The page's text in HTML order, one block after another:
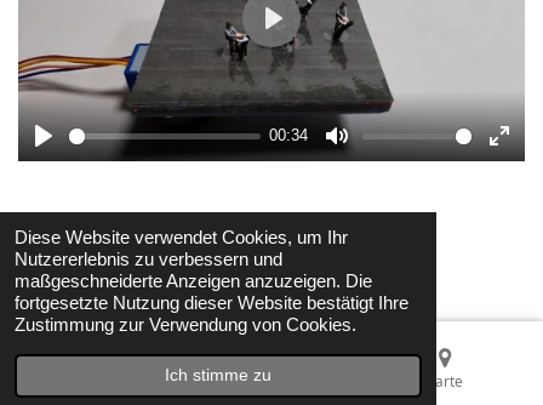
Diese Website verwendet Cookies, um Ihr
Nutzererlebnis zu verbessern und
maßgeschneiderte Anzeigen anzuzeigen. Die
fortgesetzte Nutzung dieser Website bestätigt Ihre
Zustimmung zur Verwendung von Cookies.
Ich stimme zu
P
y
00:34
M
E
P
l
a
y
© 2021 - 2026 StepsWorld
Mit Unterstützung von Webador
Telefon Karte